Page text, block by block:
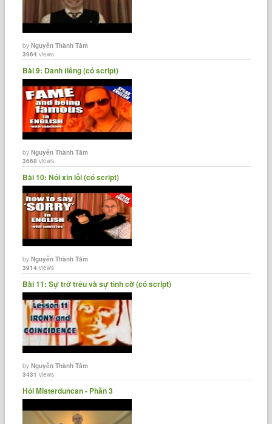
byNguyễn Thành Tâm
3964 views
Bài 9: Danh tiếng (có script)
byNguyễn Thành Tâm
3668 views
Bài 10: Nói xin lỗi (có script)
byNguyễn Thành Tâm
3914 views
Bài 11: Sự trớ trêu và sự tình cờ (có script)
byNguyễn Thành Tâm
3431 views
Hỏi Misterduncan - Phần 3